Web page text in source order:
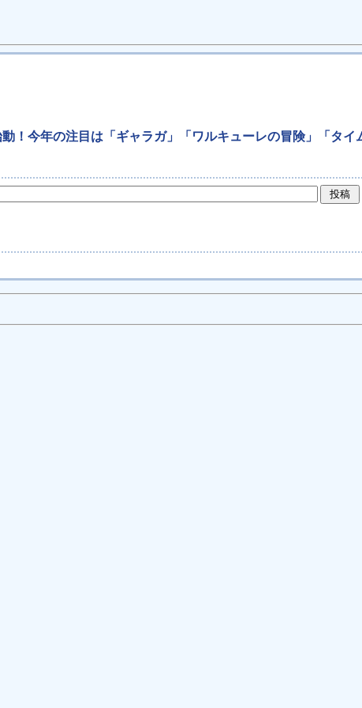
！今年の注目は「ギャラガ」「ワルキューレの冒険」「タ